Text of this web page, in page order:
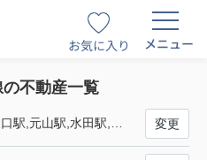
お気に入り メニュー
不動産一覧
瓦町駅,花園駅,林道駅,木太東口駅,元山駅,水田駅,西前田駅,高田駅,池戸駅,農学部前駅,平木駅,学園通り駅,白山駅,井戸駅,公文明駅,長尾駅 変更